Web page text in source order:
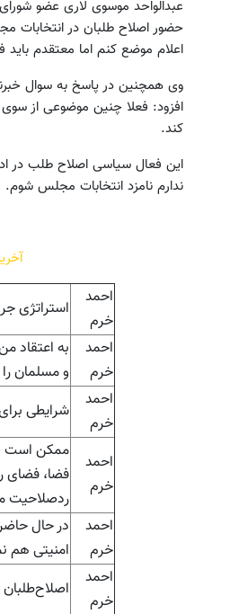
عبدالواحد موسوی لاری عضو
حضور اصلاح طلبان در انتخابات
اعلام موضع کنم اما معتقدم
وی همچنین در پاسخ به سوال
افزود: فعلا چنین موضوعی از
کند.
این فعال سیاسی اصلاح طلب در
ندارم نامزد انتخابات مجلس شوم.
احمد
خرم
استراتژی
احمد
خرم
به اعتقاد
و مسلمان
احمد
خرم
شرایطی
احمد
خرم
ممکن است
فضا، فضای
رد‌صلاحیت
احمد
خرم
در حال
امنیتی هم
احمد
خرم